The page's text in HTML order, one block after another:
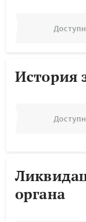
История
органа